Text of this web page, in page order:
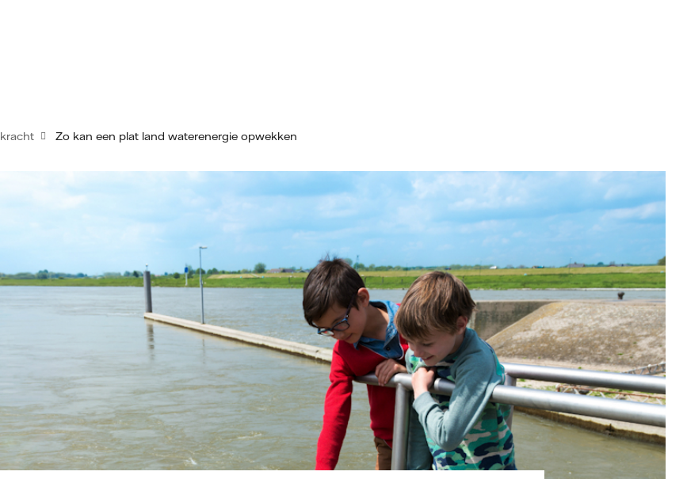
Zo kan een plat land waterenergie opwekken